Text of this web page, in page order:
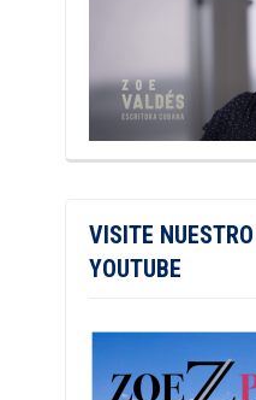
VISITE
YOUTUBE